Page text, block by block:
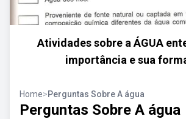
Atividades sobre a ÁGUA
importância e sua
Home>Perguntas Sobre A água
Perguntas Sobre A água